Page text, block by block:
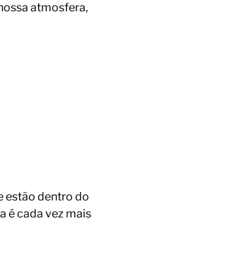
atmosfera,
estão dentro do
é cada vez mais